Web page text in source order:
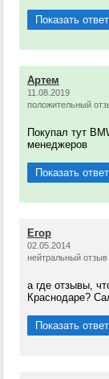
Показать ответ
Артем
11.08.2019
положительный
Покупал тут
менеджеров
Показать ответ
Егор
02.05.2014
нейтральный отзыв
а где отзывы,
Краснодаре?
Показать ответ